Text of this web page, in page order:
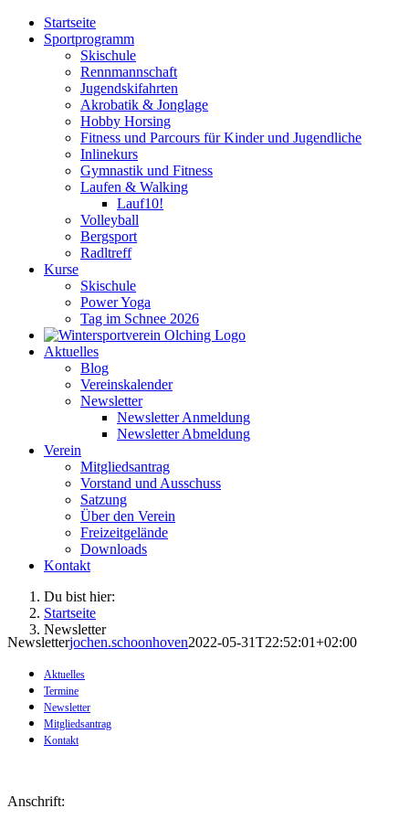
Zum
Inhalt
Startseite
Sportprogramm
Skischule
Rennmannschaft
Jugendskifahrten
Akrobatik & Jonglage
Hobby Horsing
Fitness und Parcours für Kinder und Jugendliche
Inlinekurs
Gymnastik und Fitness
Laufen & Walking
Lauf10!
Volleyball
Bergsport
Radltreff
Kurse
Skischule
Power Yoga
Tag im Schnee 2026
Aktuelles
Blog
Vereinskalender
Newsletter
Newsletter Anmeldung
Newsletter Abmeldung
Verein
Mitgliedsantrag
Vorstand und Ausschuss
Satzung
Über den Verein
Freizeitgelände
Downloads
Kontakt
Du bist hier:
Startseite
Newsletter
Newsletterjochen.schoonhoven2022-05-31T22:52:01+02:00
Aktuelles
Termine
Newsletter
Mitgliedsantrag
Kontakt
Anschrift: